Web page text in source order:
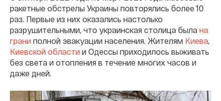
ракетные обстрелы Украины повторялись более 10
раз. Первые из них оказались настолько
разрушительными, что украинская столица была на
грани полной эвакуации населения. Жителям Киева
Киевской области и Одессы приходилось выживать
без света и отопления в течение многих часов и
даже дней.